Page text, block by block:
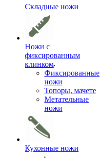
Складные ножи
Ножи с
фиксированным
клинком
Фиксированные
ножи
Топоры, мачете
Метательные
ножи
Кухонные ножи